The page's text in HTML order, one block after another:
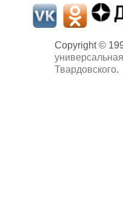
Copyright ©
Твардовского.